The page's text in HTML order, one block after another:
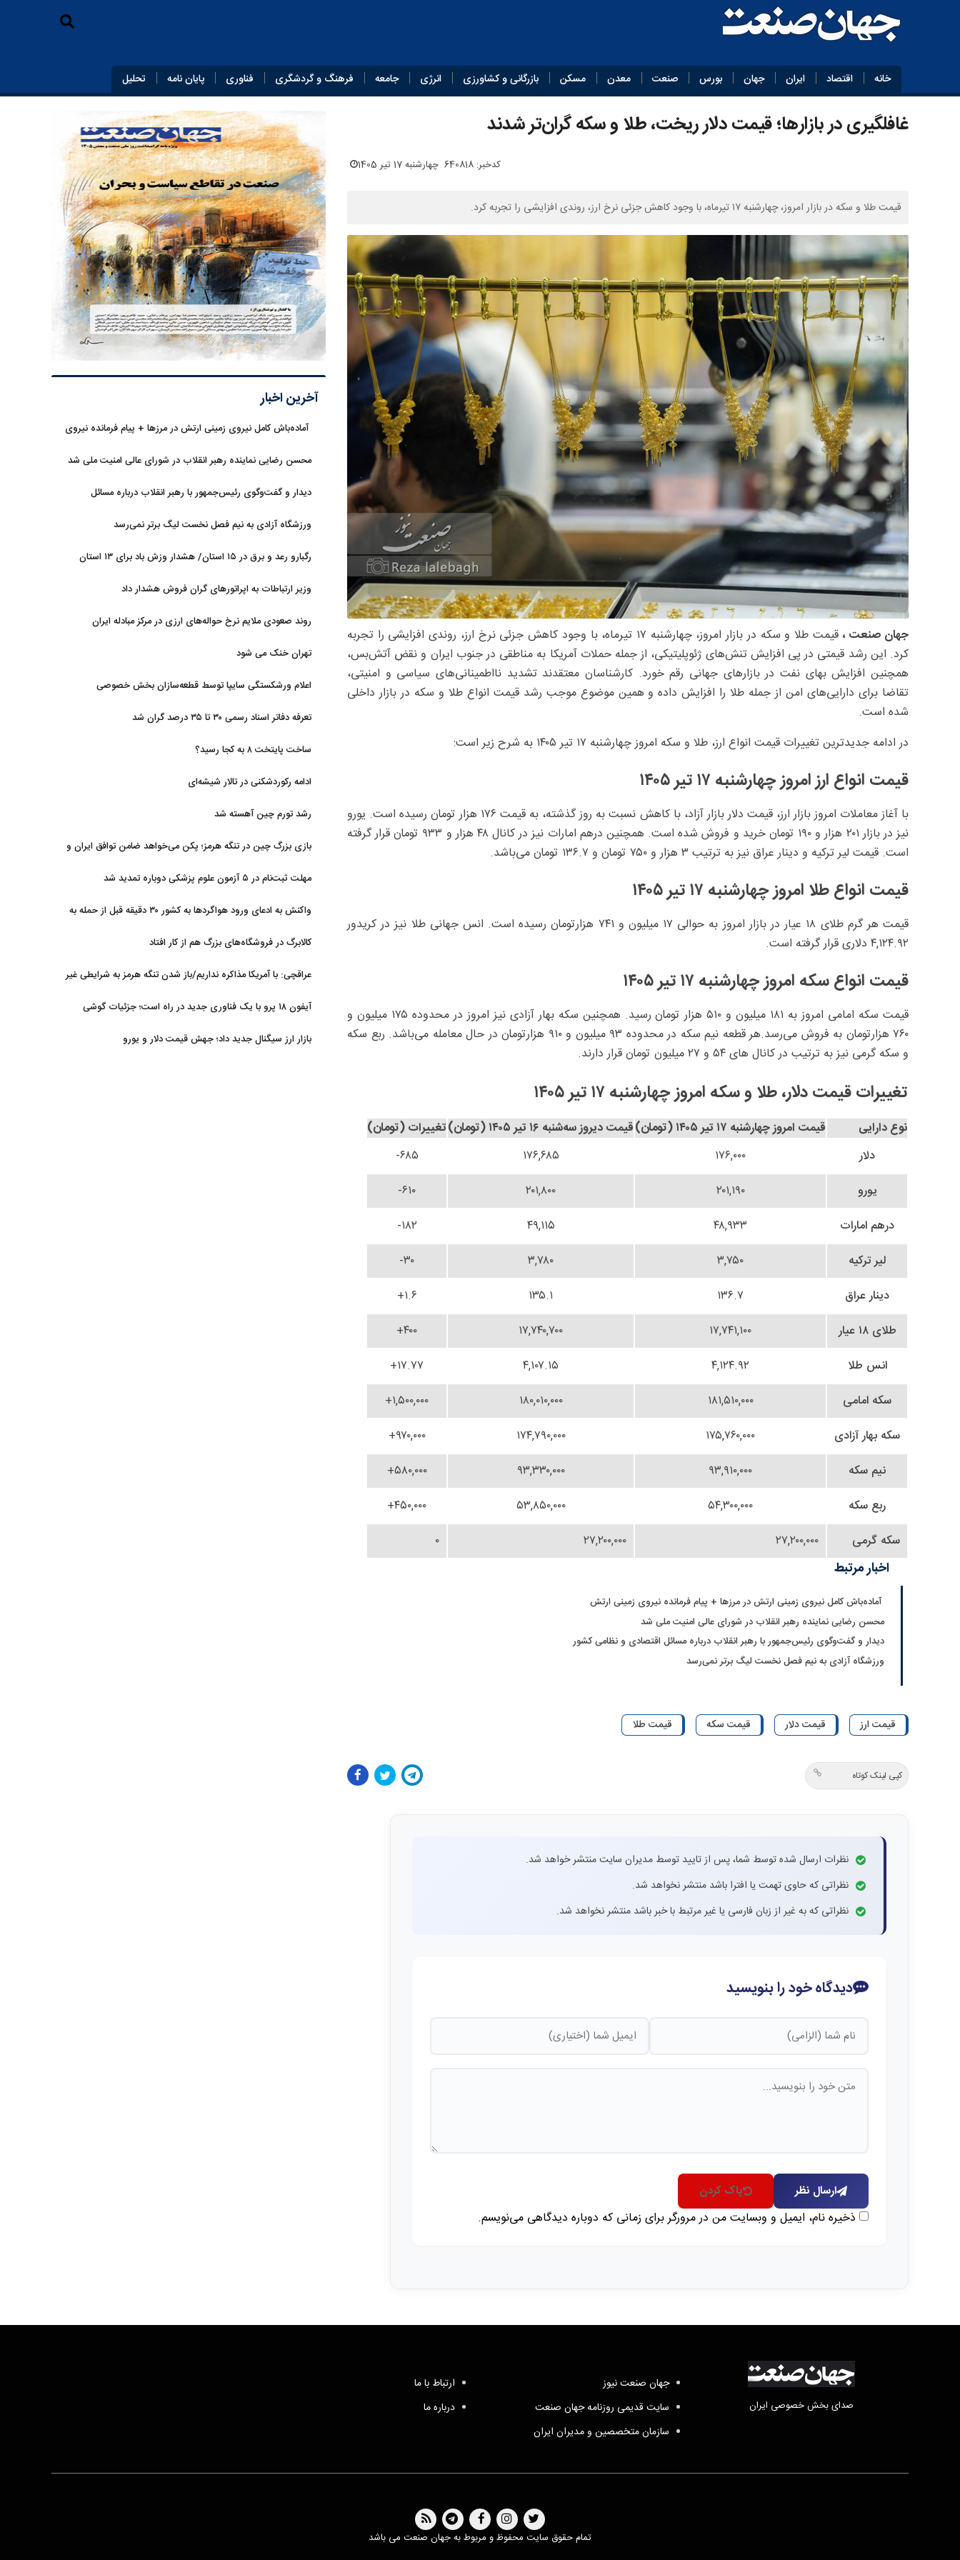
خانه اقتصاد ایران جهان بورس صنعت معدن مسکن بازرگانی و کشاورزی انرژی جامعه فرهنگ و گردشگری فناوری پایان‌ نامه تحلیل
غافلگیری در بازارها؛ قیمت دلار ریخت، طلا و سکه گران‌تر شدند
کدخبر: 640818 چهارشنبه 17 تیر 1405
قیمت طلا و سکه در بازار امروز، چهارشنبه ۱۷ تیرماه، با وجود کاهش جزئی نرخ ارز، روندی افزایشی را تجربه کرد.
جهان صنعت ،
قیمت طلا و سکه در بازار امروز، چهارشنبه ۱۷ تیرماه، با وجود کاهش جزئی نرخ ارز، روندی افزایشی را تجربه
کرد. این رشد قیمتی در پی افزایش تنش‌های ژئوپلیتیکی، از جمله حملات آمریکا به مناطقی در جنوب ایران و نقض آتش‌بس،
همچنین افزایش بهای نفت در بازارهای جهانی رقم خورد. کارشناسان معتقدند تشدید نااطمینانی‌های سیاسی و امنیتی،
تقاضا برای دارایی‌های امن از جمله طلا را افزایش داده و همین موضوع موجب رشد قیمت انواع طلا و سکه در بازار داخلی
شده است.
در ادامه جدیدترین تغییرات قیمت انواع ارز، طلا و سکه امروز چهارشنبه ۱۷ تیر ۱۴۰۵ به شرح زیر است:
قیمت انواع ارز امروز چهارشنبه ۱۷ تیر ۱۴۰۵
با آغاز معاملات امروز بازار ارز، قیمت دلار بازار آزاد، با کاهش نسبت به روز گذشته، به قیمت ۱۷۶ هزار تومان رسیده است. یورو
نیز در بازار ‎‎۲۰۱ هزار و ۱۹۰ تومان خرید و فروش شده است. همچنین درهم امارات نیز در کانال ۴۸ هزار و ۹۳۳ تومان قرار گرفته
است. قیمت لیر ترکیه و دینار عراق نیز به ترتیب ۳ هزار و ۷۵۰ تومان و ۱۳۶.۷ تومان می‌باشد.
قیمت انواع طلا امروز چهارشنبه ۱۷ تیر ۱۴۰۵
قیمت هر گرم طلای ۱۸ عیار در بازار امروز به حوالی ۱۷ میلیون و ۷۴۱ هزارتومان رسیده است. انس جهانی طلا نیز در کریدور
۴,۱۲۴.۹۲ دلاری قرار گرفته است.
قیمت انواع سکه امروز چهارشنبه ۱۷ تیر ۱۴۰۵
قیمت سکه امامی امروز به ‎‎‎‎ ۱۸۱میلیون و ۵۱۰ هزار تومان رسید. همچنین سکه بهار آزادی نیز امروز در محدوده ‎‎‎۱۷۵ میلیون و
۷۶۰ هزارتومان به فروش می‌رسد.هر قطعه نیم سکه در محدوده ‎‎‎۹۳ میلیون و ۹۱۰ هزارتومان در حال معامله می‌باشد. ربع سکه
و سکه گرمی نیز به ترتیب در کانال های ‎ ۵۴و ‎۲۷ میلیون تومان قرار دارند.
تغییرات قیمت دلار، طلا و سکه امروز چهارشنبه ۱۷ تیر ۱۴۰۵
نوع دارایی قیمت امروز چهارشنبه ۱۷ تیر ۱۴۰۵ (تومان) قیمت دیروز سه‌شنبه ۱۶ تیر ۱۴۰۵ (تومان)
تغییرات (تومان)
دلار
۱۷۶,۰۰۰ ۱۷۶,۶۸۵
۶۸۵-
یورو
۲۰۱,۱۹۰ ۲۰۱,۸۰۰
۶۱۰-
درهم امارات
۴۸,۹۳۳ ۴۹,۱۱۵
۱۸۲-
لیر ترکیه
۳,۷۵۰ ۳,۷۸۰
۳۰-
دینار عراق
۱۳۶.۷ ۱۳۵.۱
۱.۶+
طلای ۱۸ عیار
۱۷,۷۴۱,۱۰۰ ۱۷,۷۴۰,۷۰۰
۴۰۰+
انس طلا
۴,۱۲۴.۹۲ ۴,۱۰۷.۱۵
۱۷.۷۷+
سکه امامی
۱۸۱,۵۱۰,۰۰۰ ۱۸۰,۰۱۰,۰۰۰
۱,۵۰۰,۰۰۰+
سکه بهار آزادی
۱۷۵,۷۶۰,۰۰۰ ۱۷۴,۷۹۰,۰۰۰
۹۷۰,۰۰۰+
نیم سکه
۹۳,۹۱۰,۰۰۰ ۹۳,۳۳۰,۰۰۰
۵۸۰,۰۰۰+
ربع سکه
۵۴,۳۰۰,۰۰۰ ۵۳,۸۵۰,۰۰۰
۴۵۰,۰۰۰+
سکه گرمی
۲۷,۲۰۰,۰۰۰ ۲۷,۲۰۰,۰۰۰ ۰
اخبار مرتبط
آماده‌باش کامل نیروی زمینی ارتش در مرزها + پیام فرمانده نیروی زمینی ارتش
محسن رضایی نماینده رهبر انقلاب در شورای عالی امنیت ملی شد
دیدار و گفت‌وگوی رئیس‌جمهور با رهبر انقلاب درباره مسائل اقتصادی و نظامی کشور
ورزشگاه آزادی به نیم فصل نخست لیگ برتر نمی‌رسد
قیمت ارز قیمت دلار قیمت سکه قیمت طلا
کپی لینک کوتاه
نظرات ارسال شده توسط شما، پس از تایید توسط مدیران سایت منتشر خواهد شد.
نظراتی که حاوی تهمت یا افترا باشد منتشر نخواهد شد.
نظراتی که به غیر از زبان فارسی یا غیر مرتبط با خبر باشد منتشر نخواهد شد.
دیدگاه خود را بنویسید
ارسال نظر پاک کردن
ذخیره نام، ایمیل و وبسایت من در مرورگر برای زمانی که دوباره دیدگاهی می‌نویسم.
آخرین اخبار
آماده‌باش کامل نیروی زمینی ارتش در مرزها + پیام فرمانده نیروی
محسن رضایی نماینده رهبر انقلاب در شورای عالی امنیت ملی شد
دیدار و گفت‌وگوی رئیس‌جمهور با رهبر انقلاب درباره مسائل
ورزشگاه آزادی به نیم فصل نخست لیگ برتر نمی‌رسد
رگبارو رعد و برق در ۱۵ استان/ هشدار وزش باد برای ۱۳ استان‌
وزیر ارتباطات به اپراتورهای گران فروش هشدار داد
روند صعودی ملایم نرخ حواله‌های ارزی در مرکز مبادله ایران
تهران خنک می شود
اعلام ورشکستگی سایپا توسط قطعه‌سازان بخش خصوصی
تعرفه دفاتر اسناد رسمی ۳۰ تا ۳۵ درصد گران شد
ساخت پایتخت ۸ به کجا رسید؟
ادامه رکوردشکنی در تالار شیشه‌ای
رشد تورم چین آهسته شد
بازی بزرگ چین در تنگه هرمز؛ پکن می‌خواهد ضامن توافق ایران و
مهلت ثبت‌نام در ۵ آزمون علوم پزشکی دوباره تمدید شد
واکنش به ادعای ورود هواگردها به کشور ۳۰ دقیقه قبل از حمله به
کالابرگ در فروشگاه‌های بزرگ هم از کار افتاد
عراقچی: با آمریکا مذاکره نداریم/باز شدن تنگه هرمز به شرایطی غیر
آیفون ۱۸ پرو با یک فناوری جدید در راه است؛ جزئیات گوشی
بازار ارز سیگنال جدید داد؛ جهش قیمت دلار و یورو
صدای بخش خصوصی ایران
جهان صنعت نیوز
سایت قدیمی روزنامه جهان صنعت
سازمان متخصصین و مدیران ایران
ارتباط با ما
درباره ما
تمام حقوق سایت محفوظ و مربوط به جهان صنعت می باشد